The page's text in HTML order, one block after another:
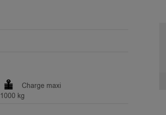
1000 kg
Charge maxi